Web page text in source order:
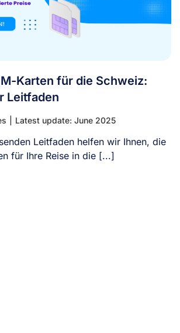
Karten für die Schweiz:
Leitfaden
Latest update: June 2025
Leitfaden helfen wir Ihnen, die
für Ihre Reise in die [...]